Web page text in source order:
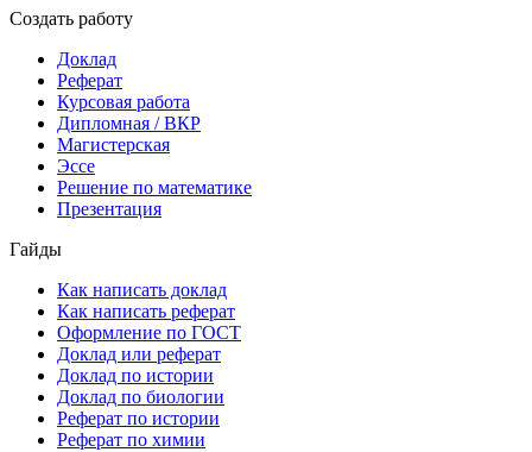
Создать работу
Доклад
Реферат
Курсовая работа
Дипломная / ВКР
Магистерская
Эссе
Решение по математике
Презентация
Гайды
Как написать доклад
Как написать реферат
Оформление по ГОСТ
Доклад или реферат
Доклад по истории
Доклад по биологии
Реферат по истории
Реферат по химии